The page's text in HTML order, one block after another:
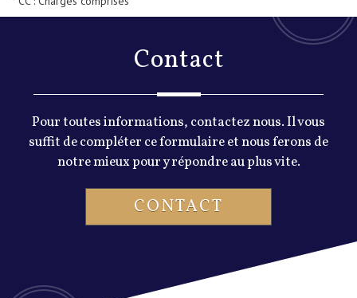
contact
Pour toutes informations, contactez nous. Il vous
suffit de compléter ce formulaire et nous ferons de
notre mieux pour y répondre au plus vite.
CONTACT